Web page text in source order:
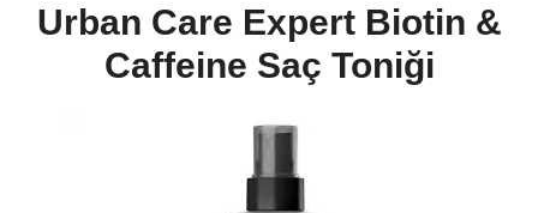
Urban Care Expert Biotin &
Caffeine Saç Toniği